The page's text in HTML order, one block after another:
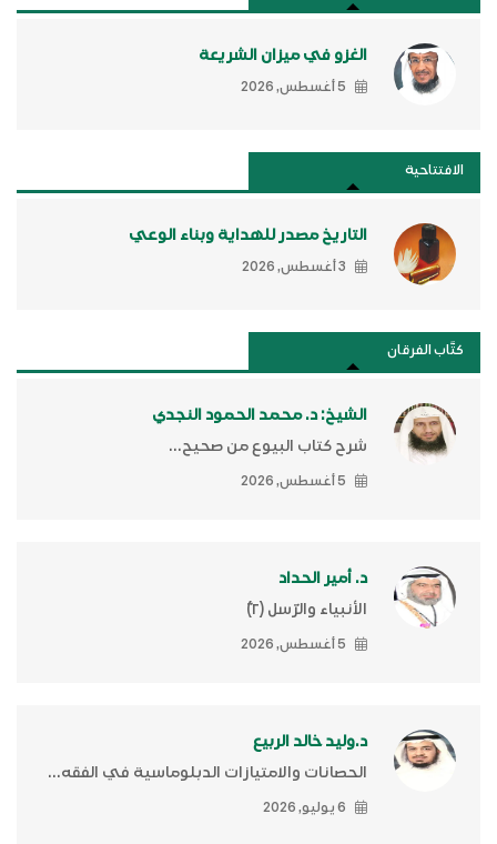
الغزو في ميزان الشريعة
5 أغسطس, 2026
الافتتاحية
التاريخ مصدر للهداية وبناء الوعي
3 أغسطس, 2026
كتَّاب الفرقان
الشيخ: د. محمد الحمود النجدي
شرح كتاب البيوع من صحيح...
5 أغسطس, 2026
د. أمير الحداد
الأنبياء والرّسل (٢)ّ
5 أغسطس, 2026
د.وليد خالد الربيع
الحصانات والامتيازات الدبلوماسية في الفقه...
6 يوليو, 2026